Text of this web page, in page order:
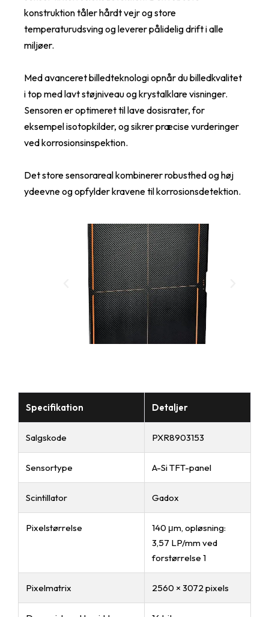
konstruktion tåler hårdt vejr og store
temperaturudsving og leverer pålidelig drift i alle
miljøer.
Med avanceret billedteknologi opnår du billedkvalitet
i top med lavt støjniveau og krystalklare visninger.
Sensoren er optimeret til lave dosisrater, for
eksempel isotopkilder, og sikrer præcise vurderinger
ved korrosionsinspektion.
Det store sensorareal kombinerer robusthed og høj
ydeevne og opfylder kravene til korrosionsdetektion.
Specifikation Detaljer
Salgskode PXR8903153
Sensortype A-Si TFT-panel
Scintillator Gadox
Pixelstørrelse
140 μm, opløsning:
3,57 LP/mm ved
forstørrelse 1
Pixelmatrix 2560 × 3072 pixels